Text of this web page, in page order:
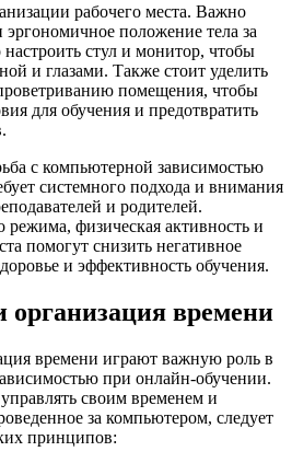
рабочего места. Важно
положение тела за
стул и монитор, чтобы
и глазами. Также стоит уделить
помещения, чтобы
для обучения и предотвратить
с компьютерной зависимостью
системного подхода и внимания
и родителей.
физическая активность и
помогут снизить негативное
и эффективность обучения.
организация времени
времени играют важную роль в
при онлайн-обучении.
своим временем и
за компьютером, следует
принципов: